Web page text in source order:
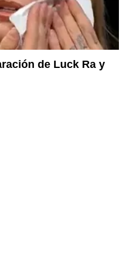
de Luck Ra y